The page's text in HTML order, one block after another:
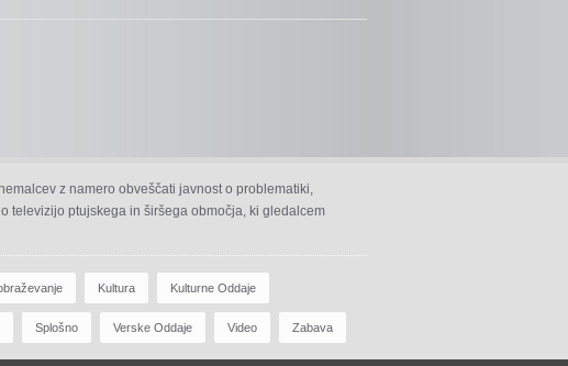
z namero obveščati javnost o problematiki,
televizijo ptujskega in širšega območja, ki gledalcem
Kultura Kulturne Oddaje
Splošno Verske Oddaje Video Zabava